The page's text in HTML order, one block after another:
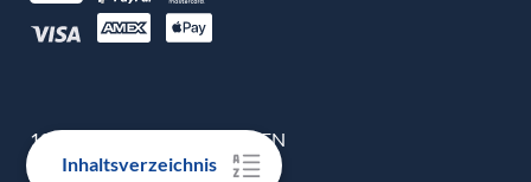
Inhaltsverzeichnis
100% ECHTE BEWERTUNGEN